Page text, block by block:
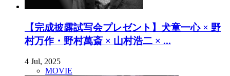
【完成披露試写会プレゼント】犬童一心 × 野
村万作・野村萬斎 × 山村浩二 × ...
4 Jul, 2025
MOVIE